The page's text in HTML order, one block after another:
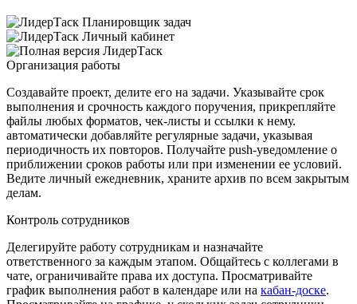
Организация работы
Создавайте проект, делите его на задачи. Указывайте срок
выполнения и срочность каждого поручения, прикрепляйте
файлы любых форматов, чек-листы и ссылки к нему.
автоматически добавляйте регулярные задачи, указывая
периодичность их повторов. Получайте push-уведомление о
приближении сроков работы или при изменении ее условий.
Ведите личный ежедневник, храните архив по всем закрытым
делам.
Контроль сотрудников
Делегируйте работу сотрудникам и назначайте
ответственного за каждым этапом. Общайтесь с коллегами в
чате, ограничивайте права их доступа. Просматривайте
график выполнения работ в календаре или на кабан-доске.